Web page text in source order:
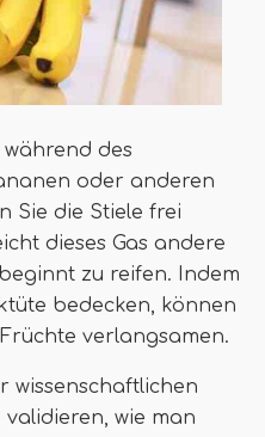
des
oder anderen
Sie die Stiele frei
dieses Gas andere
zu reifen. Indem
bedecken, können
verlangsamen.
wissenschaftlichen
validieren, wie man